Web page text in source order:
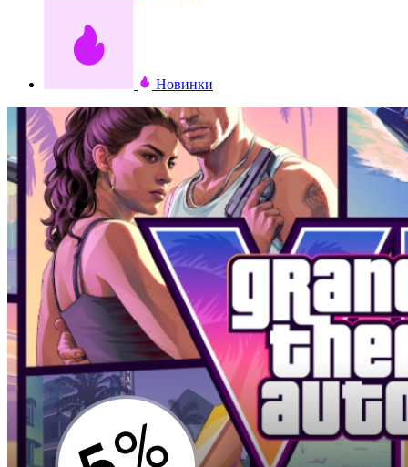
Новинки